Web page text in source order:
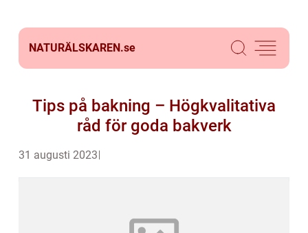
NATURÄLSKAREN.se
Tips på bakning – Högkvalitativa
råd för goda bakverk
31 augusti 2023